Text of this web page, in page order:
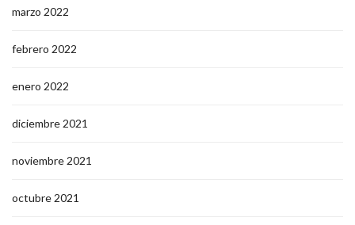
marzo 2022
febrero 2022
enero 2022
diciembre 2021
noviembre 2021
octubre 2021